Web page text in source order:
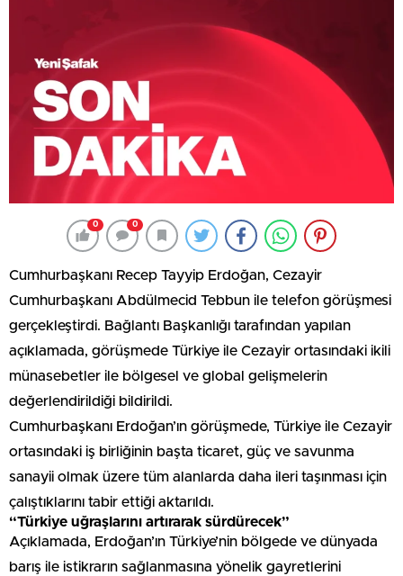
0 0
Cumhurbaşkanı Recep Tayyip Erdoğan, Cezayir
Cumhurbaşkanı Abdülmecid Tebbun ile telefon görüşmesi
gerçekleştirdi. Bağlantı Başkanlığı tarafından yapılan
açıklamada, görüşmede Türkiye ile Cezayir ortasındaki ikili
münasebetler ile bölgesel ve global gelişmelerin
değerlendirildiği bildirildi.
Cumhurbaşkanı Erdoğan’ın görüşmede, Türkiye ile Cezayir
ortasındaki iş birliğinin başta ticaret, güç ve savunma
sanayii olmak üzere tüm alanlarda daha ileri taşınması için
çalıştıklarını tabir ettiği aktarıldı.
“Türkiye uğraşlarını artırarak sürdürecek”
Açıklamada, Erdoğan’ın Türkiye’nin bölgede ve dünyada
barış ile istikrarın sağlanmasına yönelik gayretlerini